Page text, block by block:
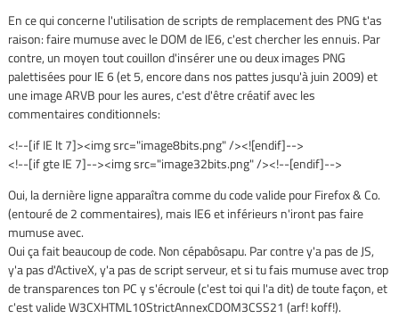
En ce qui concerne l'utilisation de scripts de remplacement des PNG t'as
raison: faire mumuse avec le DOM de IE6, c'est chercher les ennuis. Par
contre, un moyen tout couillon d'insérer une ou deux images PNG
palettisées pour IE 6 (et 5, encore dans nos pattes jusqu'à juin 2009) et
une image ARVB pour les aures, c'est d'être créatif avec les
commentaires conditionnels:
<!--[if IE lt 7]><img src="image8bits.png" /><![endif]-->
<!--[if gte IE 7]--><img src="image32bits.png" /><!--[endif]-->
Oui, la dernière ligne apparaîtra comme du code valide pour Firefox & Co.
(entouré de 2 commentaires), mais IE6 et inférieurs n'iront pas faire
mumuse avec.
Oui ça fait beaucoup de code. Non cépabôsapu. Par contre y'a pas de JS,
y'a pas d'ActiveX, y'a pas de script serveur, et si tu fais mumuse avec trop
de transparences ton PC y s'écroule (c'est toi qui l'a dit) de toute façon, et
c'est valide W3CXHTML10StrictAnnexCDOM3CSS21 (arf! koff!).